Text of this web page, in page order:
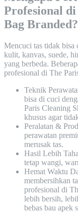
Profesional di
Bag Branded?
Mencuci tas tidak bisa
kulit, kanvas, suede,
yang berbeda.
profesional di The
Teknik
bisa di cuci
Paris Cleaning
khusus agar
Peralatan &
perawatan
merusak tas.
Hasil Lebih
tetap wangi,
Hemat Waktu
membersihkan
profesional di
lebih bersih,
bebas bau apek